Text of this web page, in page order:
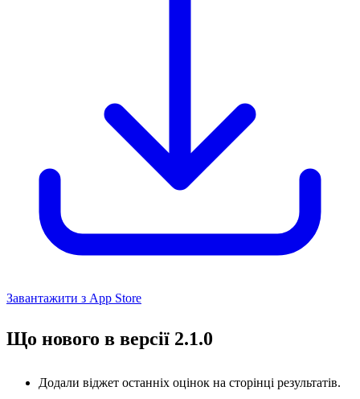
Завантажити з App Store
Що нового в версії 2.1.0
Додали віджет останніх оцінок на сторінці результатів.